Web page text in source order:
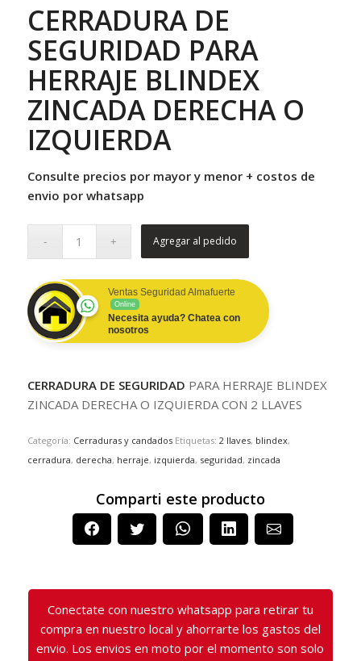
CERRADURA DE
SEGURIDAD PARA
HERRAJE BLINDEX
ZINCADA DERECHA O
IZQUIERDA
Consulte precios por mayor y menor + costos de
envio por whatsapp
Agregar al pedido
Ventas Seguridad Almafuerte
Online
Necesita ayuda? Chatea con
nosotros
CERRADURA DE SEGURIDAD PARA HERRAJE BLINDEX
ZINCADA DERECHA O IZQUIERDA CON 2 LLAVES
Categoría: Cerraduras y candados Etiquetas: 2 llaves, blindex,
cerradura, derecha, herraje, izquierda, seguridad, zincada
Comparti este producto
Conectate con nuestro whatsapp para retirar tu
compra en nuestro local y ahorrarte los gastos del
envio. Los envios en moto por el momento son solo